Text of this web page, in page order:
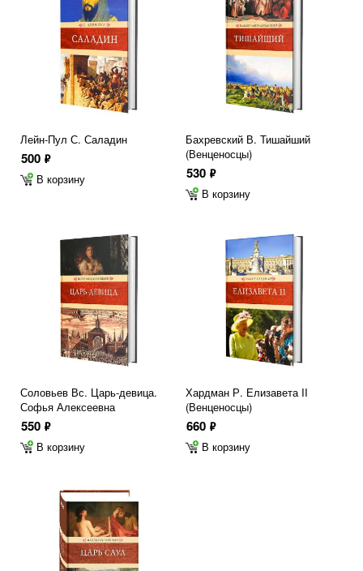
Лейн-Пул С. Саладин
500 ф
В корзину
Бахревский В. Тишайший
(Венценосцы)
530 ф
В корзину
Соловьев Вс. Царь-девица.
Софья Алексеевна
550 ф
В корзину
Хардман Р. Елизавета II
(Венценосцы)
660 ф
В корзину